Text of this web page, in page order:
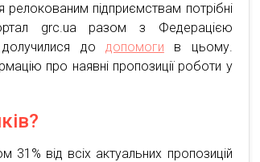
підприємствам потрібні
grc.ua разом з Федерацією
до допомоги в цьому.
про наявні пропозиції роботи у
31% від всіх актуальних пропозицій